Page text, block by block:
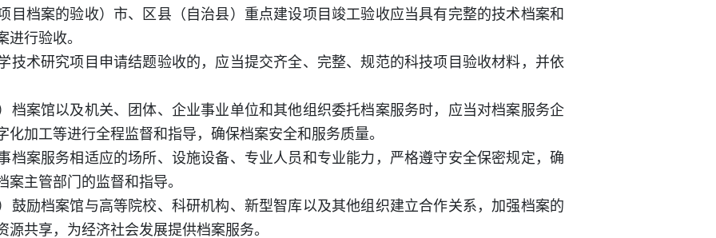
目档案的验收）市、区县（自治县）重点建设项目竣工验收应当具有完整的技术档案和
行验收。
技术研究项目申请结题验收的，应当提交齐全、完整、规范的科技项目验收材料，并依
档案馆以及机关、团体、企业事业单位和其他组织委托档案服务时，应当对档案服务企
加工等进行全程监督和指导，确保档案安全和服务质量。
档案服务相适应的场所、设施设备、专业人员和专业能力，严格遵守安全保密规定，确
主管部门的监督和指导。
鼓励档案馆与高等院校、科研机构、新型智库以及其他组织建立合作关系，加强档案的
共享，为经济社会发展提供档案服务。